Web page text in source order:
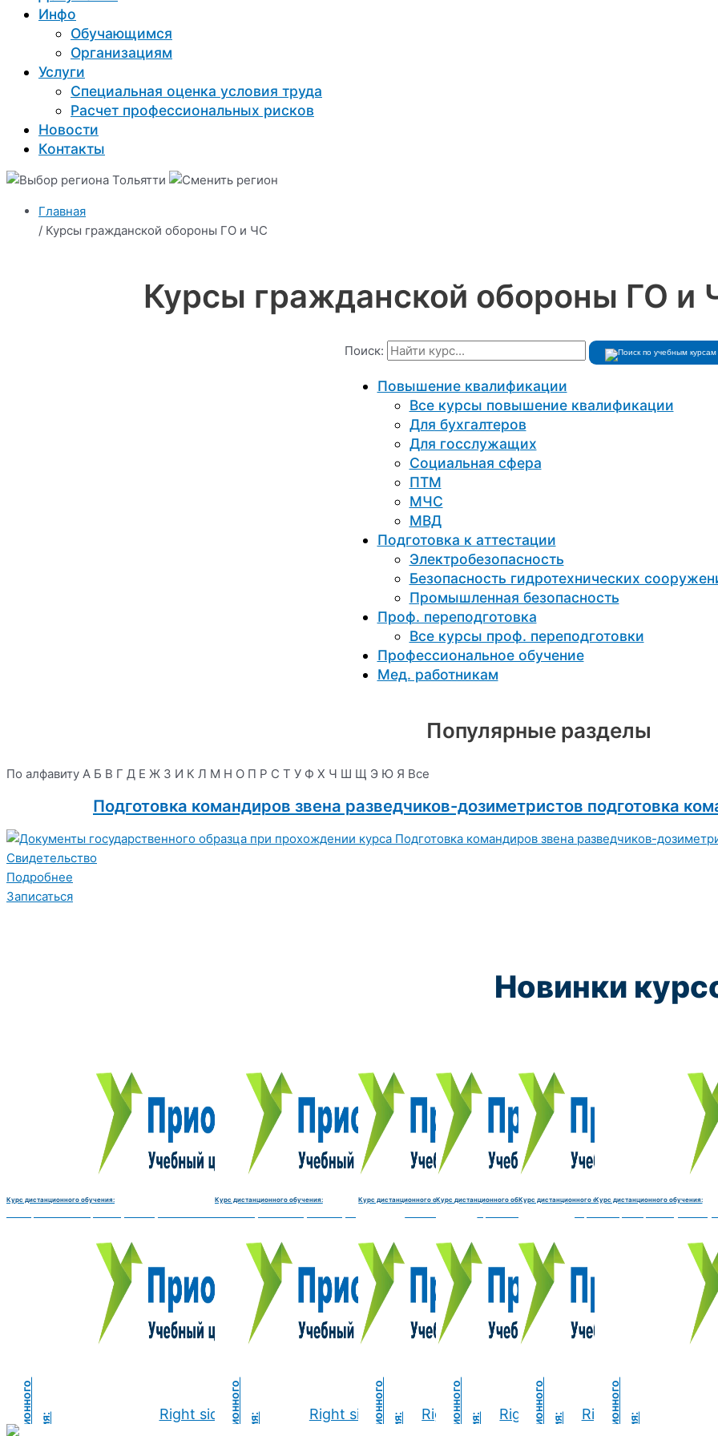
Инфо
Обучающимся
Организациям
Услуги
Специальная оценка условия труда
Расчет профессиональных рисков
Новости
Контакты
Тольятти
Главная
/ Курсы гражданской обороны ГО и ЧС
Курсы гражданской обороны ГО и
Поиск:
Повышение квалификации
Все курсы повышение квалификации
Для бухгалтеров
Для госслужащих
Социальная сфера
ПТМ
МЧС
МВД
Подготовка к aттестации
Электробезопасность
Безопасность гидротехнических
Промышленная безопасность
Проф. переподготовка
Все курсы проф. переподготовки
Профессиональное обучение
Мед. работникам
Популярные разделы
По алфавиту А Б В Г Д Е Ж З И К Л М Н О П Р С Т У Ф Х Ч Ш Щ Э Ю Я Все
Подготовка командиров звена разведчиков-дозиметристов подготовка
Свидетельство
Подробнее
Записаться
Новинки
Курс дистанционного обучения:
Right side
Курс обучения:
Электромеханик по ремонту и обслуживанию
9800 руб.
Курс дистанционного обучения:
Right side
Курс обучения:
Чистильщик металла, отливок, изделий и
9800 руб.
Курс дистанционного обучения:
Right side
Штамповщик-180 часов
9800 руб.
Курс дистанционного обучения:
Right side
Курс
Курс дистанционного обучения:
Right side
Курс дистанционного обучения: